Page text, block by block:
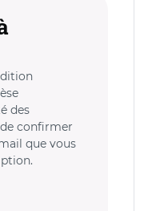
des
confirmer
que vous